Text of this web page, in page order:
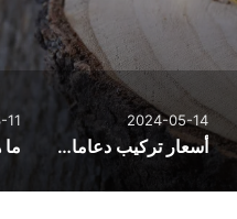
2024-05-14
أسعار تركيب دعامات للعضو الذكري وأنواع الدعمات
11